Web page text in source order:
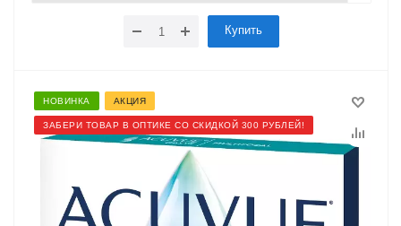
Купить
НОВИНКА АКЦИЯ
ЗАБЕРИ ТОВАР В ОПТИКЕ СО СКИДКОЙ 300 РУБЛЕЙ!